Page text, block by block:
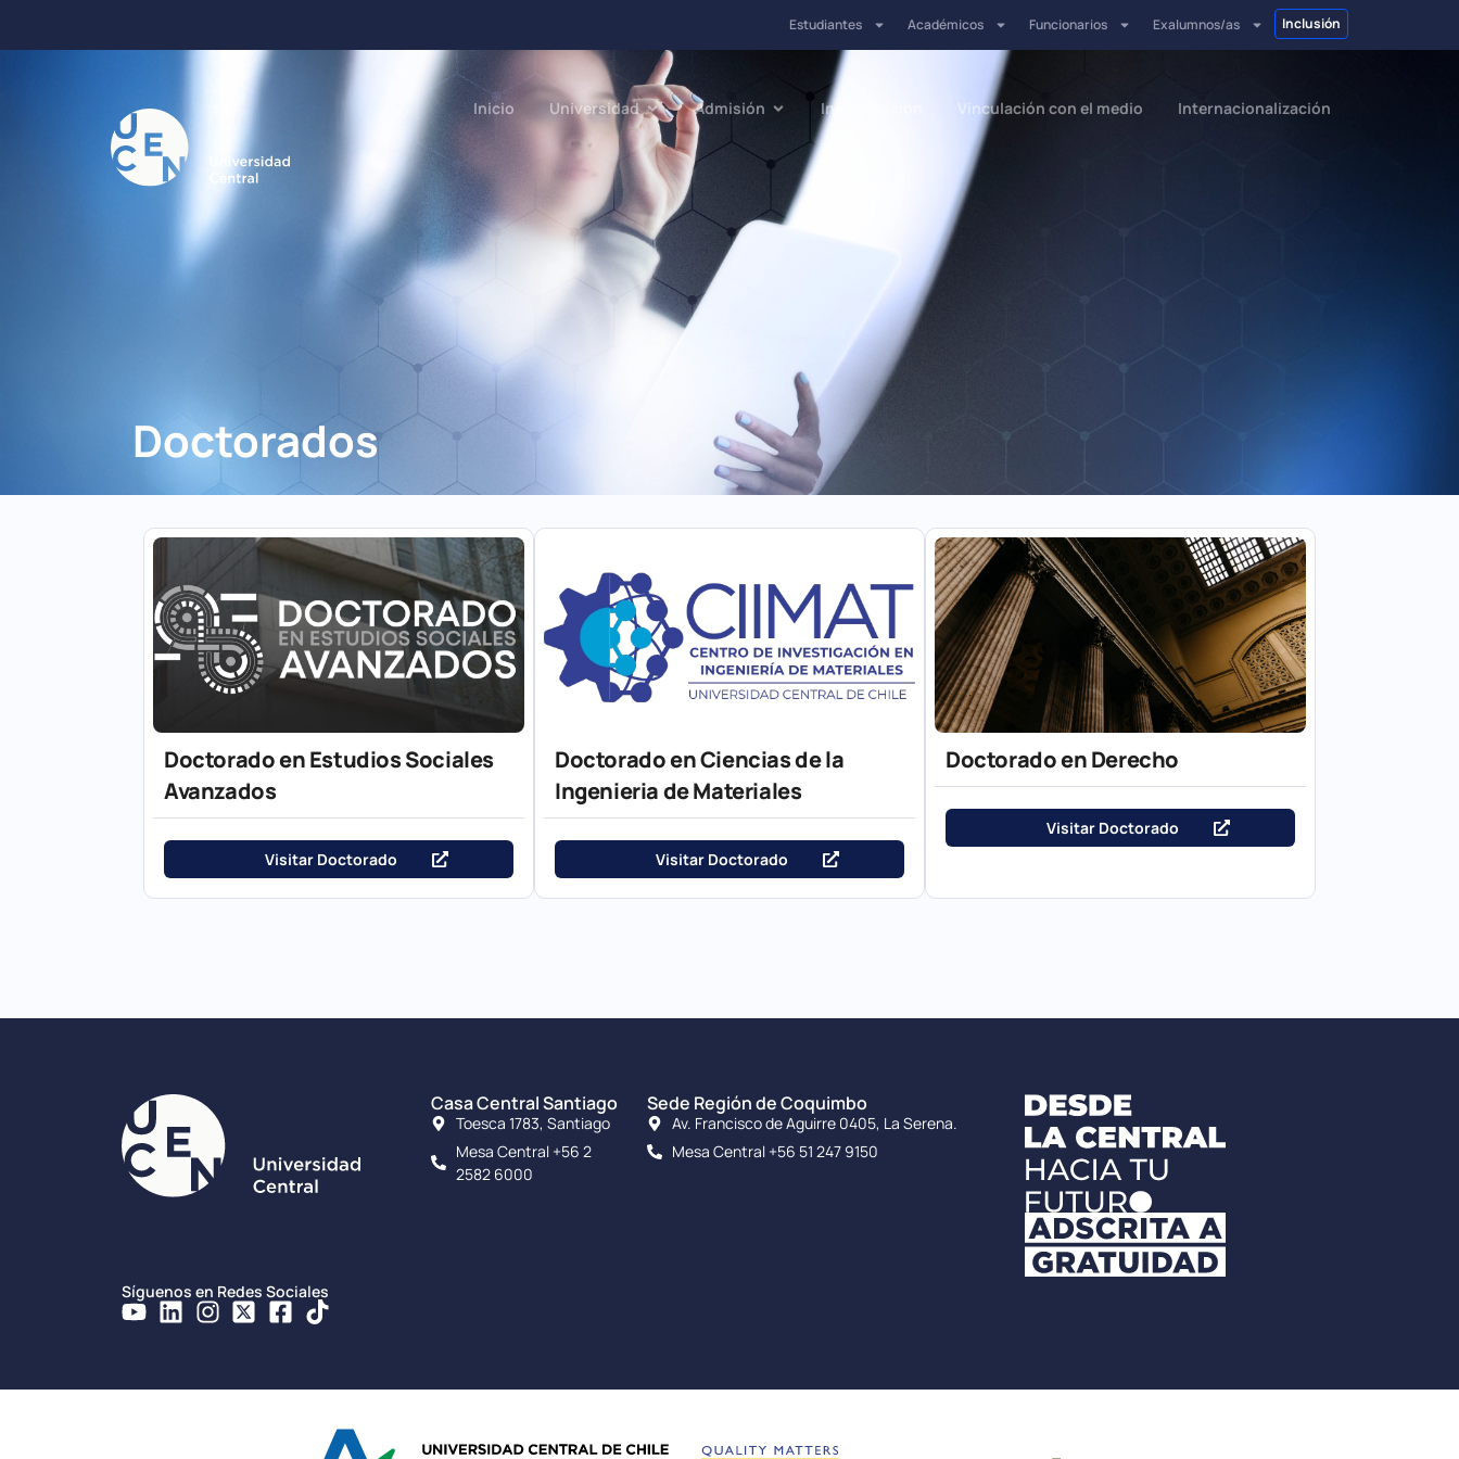
Estudiantes Académicos Funcionarios Exalumnos/as Inclusión
Inicio Universidad Admisión Investigación Vinculación con el medio Internacionalización
Doctorados
Doctorado en Estudios Sociales
Avanzados
Visitar Doctorado
Doctorado en Ciencias de la
Ingenieria de Materiales
Visitar Doctorado
Doctorado en Derecho
Visitar Doctorado
Síguenos en Redes Sociales
Casa Central Santiago
Toesca 1783, Santiago
Mesa Central +56 2
2582 6000
Sede Región de Coquimbo
Av. Francisco de Aguirre 0405, La Serena.
Mesa Central +56 51 247 9150